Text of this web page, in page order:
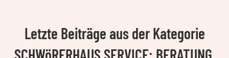
Letzte Beiträge aus der Kategorie
SCHWöRERHAUS SERVICE: BERATUNG,